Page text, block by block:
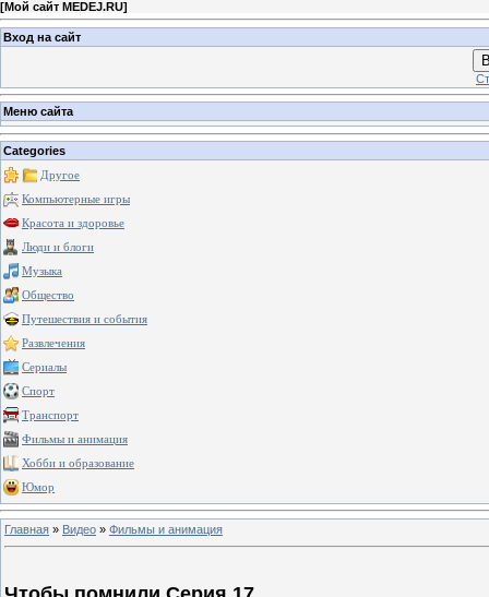
[Мой сайт MEDEJ.RU]
Вход на сайт
Меню сайта
Categories
Другое
Компьютерные игры
Красота и здоровье
Люди и блоги
Музыка
Общество
Путешествия и события
Развлечения
Сериалы
Спорт
Транспорт
Фильмы и анимация
Хобби и образование
Юмор
Главная » Видео » Фильмы и анимация